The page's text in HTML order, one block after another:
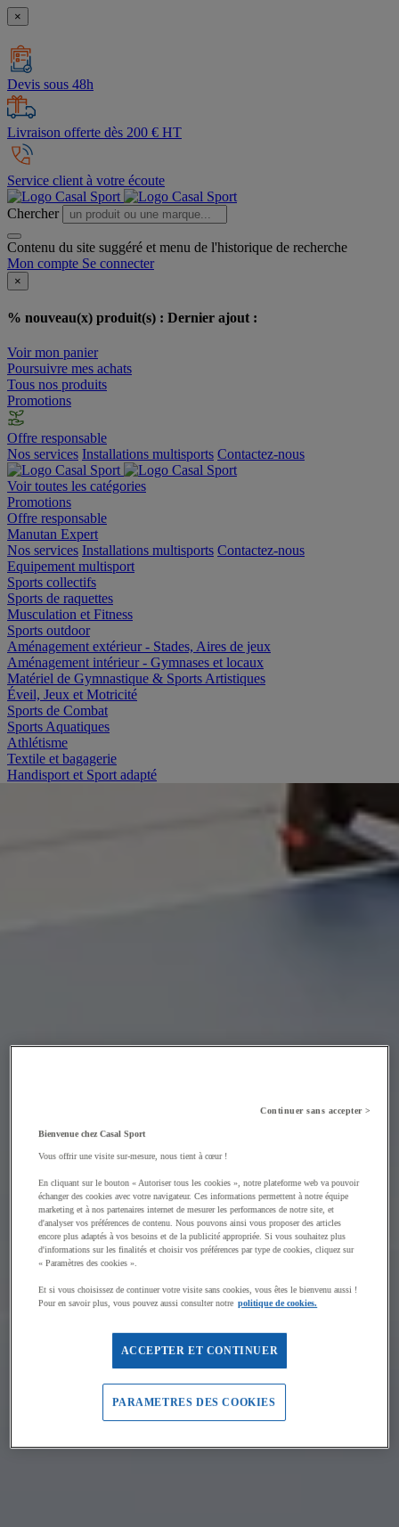
×
Devis sous 48h
Livraison offerte dès 200 € HT
Service client à votre écoute
Chercher
Contenu du site suggéré et menu de l'historique de recherche
Mon compte Se connecter
×
% nouveau(x) produit(s) : Dernier ajout :
Voir mon panier
Poursuivre mes achats
Tous nos produits
Promotions
Offre responsable
Nos services Installations multisports Contactez-nous
Voir toutes les catégories
Promotions
Offre responsable
Manutan Expert
Nos services Installations multisports Contactez-nous
Equipement multisport
Sports collectifs
Sports de raquettes
Musculation et Fitness
Sports outdoor
Aménagement extérieur - Stades, Aires de jeux
Aménagement intérieur - Gymnases et locaux
Matériel de Gymnastique & Sports Artistiques
Éveil, Jeux et Motricité
Sports de Combat
Sports Aquatiques
Athlétisme
Textile et bagagerie
Handisport et Sport adapté
Continuer sans accepter >
Bienvenue chez Casal Sport
Vous offrir une visite sur-mesure, nous tient à cœur !
En cliquant sur le bouton « Autoriser tous les cookies », notre plateforme web va pouvoir
échanger des cookies avec votre navigateur. Ces informations permettent à notre équipe
marketing et à nos partenaires internet de mesurer les performances de notre site, et
d'analyser vos préférences de contenu. Nous pouvons ainsi vous proposer des articles
encore plus adaptés à vos besoins et de la publicité appropriée. Si vous souhaitez plus
d'informations sur les finalités et choisir vos préférences par type de cookies, cliquez sur
« Paramètres des cookies ».
Et si vous choisissez de continuer votre visite sans cookies, vous êtes le bienvenu aussi !
Pour en savoir plus, vous pouvez aussi consulter notre politique de cookies.
ACCEPTER ET CONTINUER
PARAMETRES DES COOKIES